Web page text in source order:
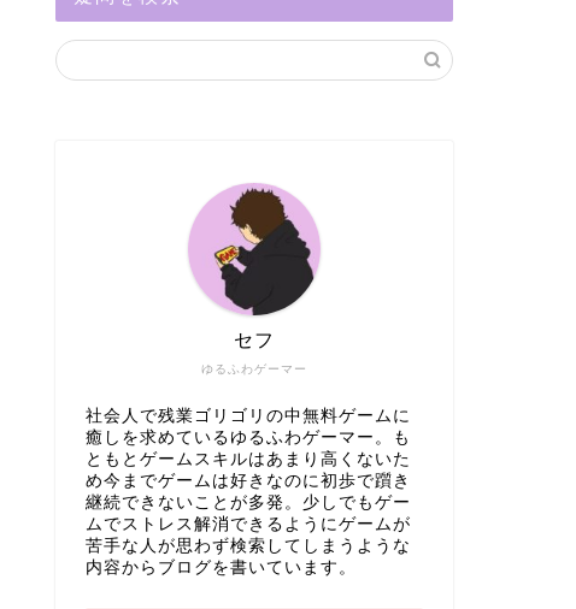
ゆるふわゲーマー
セフ
社会人で残業ゴリゴリの中無料ゲームに
癒しを求めているゆるふわゲーマー。も
ともとゲームスキルはあまり高くないた
め今までゲームは好きなのに初歩で躓き
継続できないことが多発。少しでもゲー
ムでストレス解消できるようにゲームが
苦手な人が思わず検索してしまうような
内容からブログを書いています。